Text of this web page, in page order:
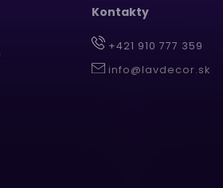
Kontakty
+421 910 777 359
info@lavdecor.sk